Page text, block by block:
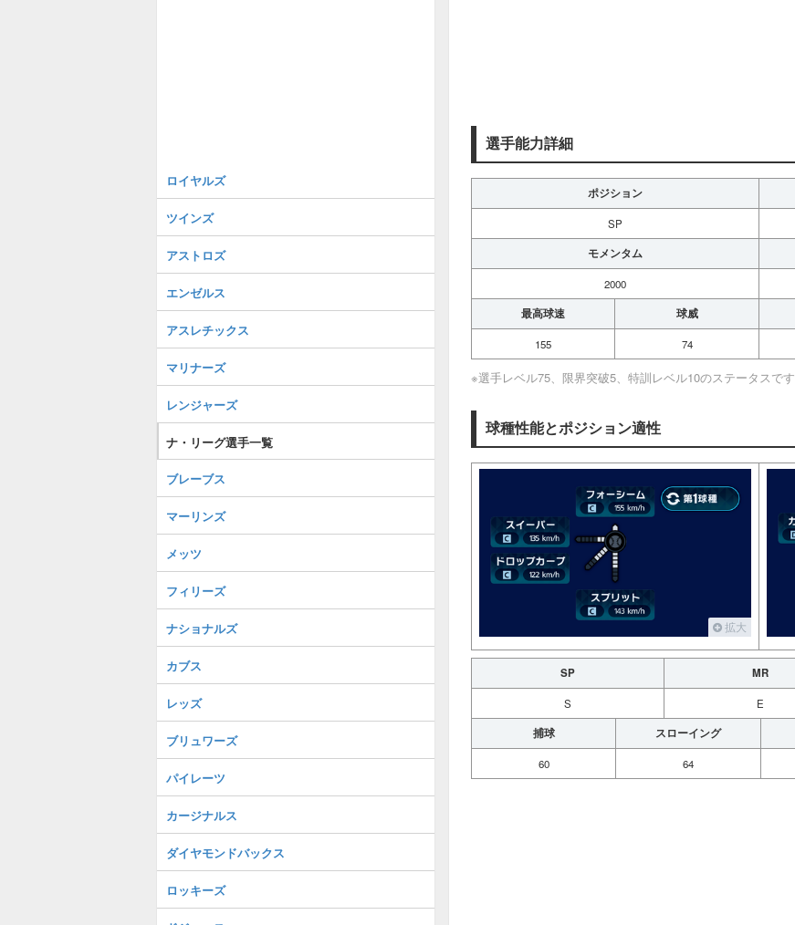
選手能力詳細
ポジション
SP
モメンタム
2000
最高球速 球威
155 74
※選手レベル75、限界突破5、特訓レベル10のステータスです
球種性能とポジション適性
拡大
SP MR
S E
捕球 スローイング
60 64
ロイヤルズ
ツインズ
アストロズ
エンゼルス
アスレチックス
マリナーズ
レンジャーズ
ナ・リーグ選手一覧
ブレーブス
マーリンズ
メッツ
フィリーズ
ナショナルズ
カブス
レッズ
ブリュワーズ
パイレーツ
カージナルス
ダイヤモンドバックス
ロッキーズ